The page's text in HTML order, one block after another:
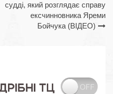
судді, який розглядає справу
ексчинновника Яреми
Бойчука (ВІДЕО)